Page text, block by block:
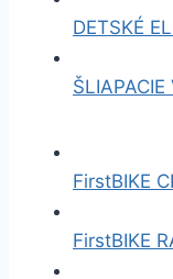
DETSKÉ
FirstBIKE
FirstBIKE